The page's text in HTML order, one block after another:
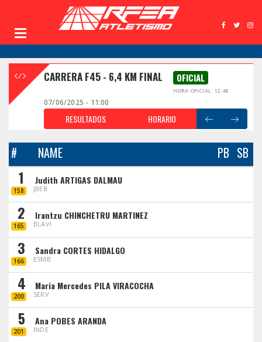
CARRERA F45 - 6,4 KM FINAL OFICIAL
HORA OFICIAL: 12:48
07/06/2025 - 11:00
RESULTADOS HORARIO
# NAME PB SB
1
158
Judith ARTIGAS DALMAU
JBEB
2
165
Irantzu CHINCHETRU MARTINEZ
BLAVI
3
166
Sandra CORTES HIDALGO
ESMB
4
200
Maria Mercedes PILA VIRACOCHA
SERV
5
201
Ana POBES ARANDA
INDE